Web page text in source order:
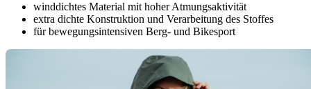
winddichtes Material mit hoher Atmungsaktivität
extra dichte Konstruktion und Verarbeitung des Stoffes
für bewegungsintensiven Berg- und Bikesport